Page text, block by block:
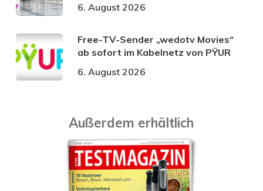
6. August 2026
Free-TV-Sender „wedotv Movies“
ab sofort im Kabelnetz von PŸUR
6. August 2026
Außerdem erhältlich